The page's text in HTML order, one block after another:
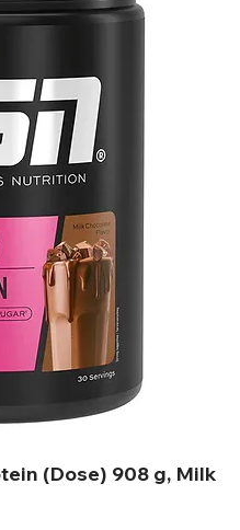
(Dose) 908 g, Milk